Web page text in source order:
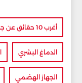
أغرب 10 حقائق عن جسم الإنسان
الدماغ البشري
الجهاز الهضمي